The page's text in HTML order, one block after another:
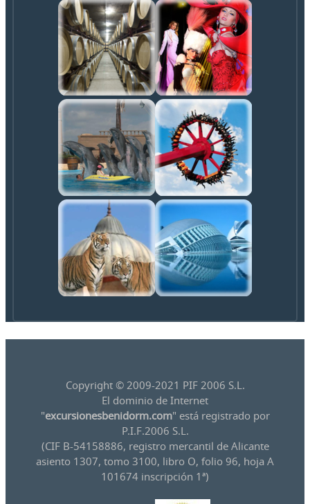
Copyright © 2009-2021 PIF 2006 S.L.
El dominio de Internet
"excursionesbenidorm.com" está registrado por
P.I.F.2006 S.L.
(CIF B-54158886, registro mercantil de Alicante
asiento 1307, tomo 3100, libro O, folio 96, hoja A
101674 inscripción 1ª)